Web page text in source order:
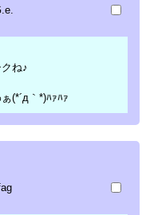
ね♪
(*´д｀*)ﾊｧﾊｧ